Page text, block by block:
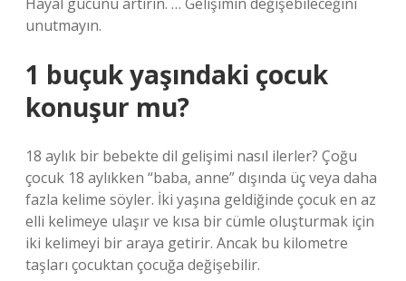
unutmayın.
1 buçuk yaşındaki çocuk
konuşur mu?
18 aylık bir bebekte dil gelişimi nasıl ilerler? Çoğu
çocuk 18 aylıkken “baba, anne” dışında üç veya daha
fazla kelime söyler. İki yaşına geldiğinde çocuk en az
elli kelimeye ulaşır ve kısa bir cümle oluşturmak için
iki kelimeyi bir araya getirir. Ancak bu kilometre
taşları çocuktan çocuğa değişebilir.